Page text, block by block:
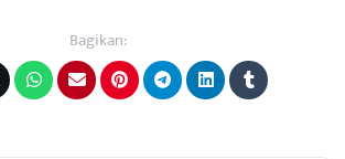
Bagikan: